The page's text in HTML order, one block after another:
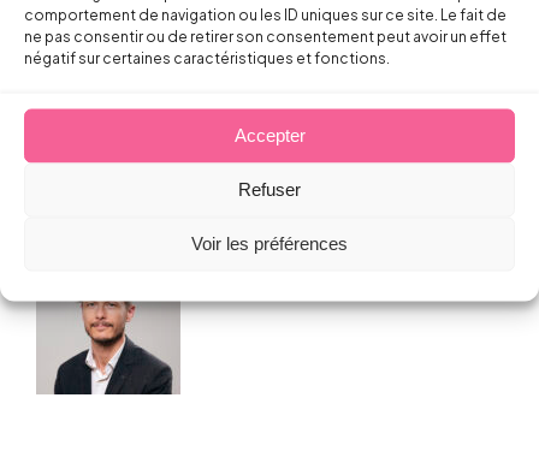
comportement de navigation ou les ID uniques sur ce site. Le fait de
ne pas consentir ou de retirer son consentement peut avoir un effet
négatif sur certaines caractéristiques et fonctions.
Accepter
Refuser
Voir les préférences
Droit de la Santé, sécurité au travail